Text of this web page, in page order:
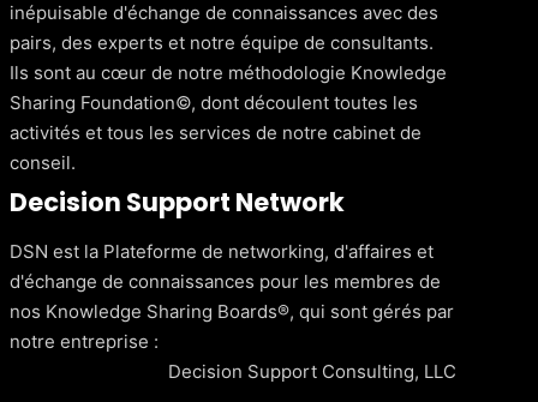
inépuisable d'échange de connaissances avec des
pairs, des experts et notre équipe de consultants.
Ils sont au cœur de notre méthodologie Knowledge
Sharing Foundation©, dont découlent toutes les
activités et tous les services de notre cabinet de
conseil.
Decision Support Network
DSN est la Plateforme de networking, d'affaires et
d'échange de connaissances pour les membres de
nos Knowledge Sharing Boards®, qui sont gérés par
notre entreprise :
Decision Support Consulting, LLC